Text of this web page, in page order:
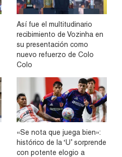
Así fue el multitudinario
recibimiento de Vozinha en
su presentación como
nuevo refuerzo de Colo
Colo
«Se nota que juega bien»:
histórico de la ‘U’ sorprende
con potente elogio a